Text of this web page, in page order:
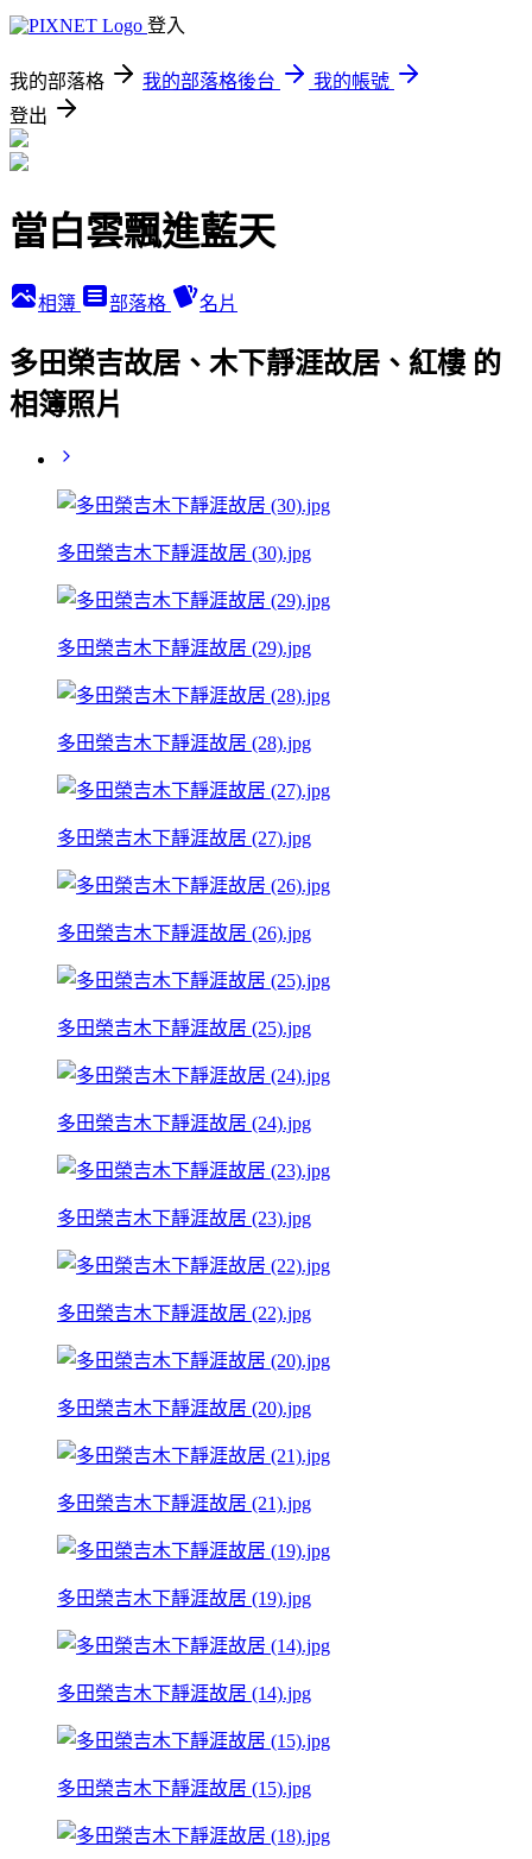
登入
我的部落格 我的部落格後台
我的帳號
登出
當白雲飄進藍天
相簿 部落格 名片
多田榮吉故居、木下靜涯故居、紅樓 的
相簿照片
多田榮吉木下靜涯故居 (30).jpg
多田榮吉木下靜涯故居 (29).jpg
多田榮吉木下靜涯故居 (28).jpg
多田榮吉木下靜涯故居 (27).jpg
多田榮吉木下靜涯故居 (26).jpg
多田榮吉木下靜涯故居 (25).jpg
多田榮吉木下靜涯故居 (24).jpg
多田榮吉木下靜涯故居 (23).jpg
多田榮吉木下靜涯故居 (22).jpg
多田榮吉木下靜涯故居 (20).jpg
多田榮吉木下靜涯故居 (21).jpg
多田榮吉木下靜涯故居 (19).jpg
多田榮吉木下靜涯故居 (14).jpg
多田榮吉木下靜涯故居 (15).jpg